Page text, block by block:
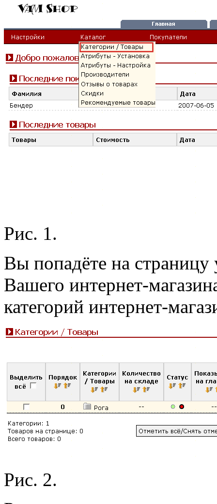
Рис. 1.
Вы попадёте на страницу
Вашего интернет-
категорий интернет-
Рис. 2.